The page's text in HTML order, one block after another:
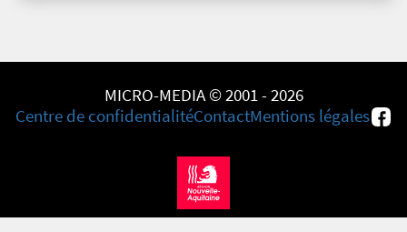
MICRO-MEDIA © 2001 - 2026
Centre de confidentialitéContactMentions légales